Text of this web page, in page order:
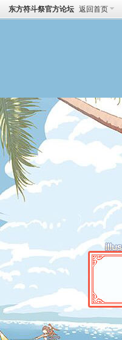
东方符斗祭官方论坛 返回首页